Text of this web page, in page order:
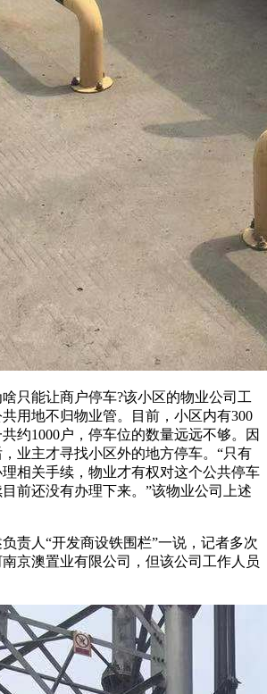
能让商户停车?该小区的物业公司工
用地不归物业管。目前，小区内有300
约1000户，停车位的数量远远不够。因
业主才寻找小区外的地方停车。“只有
相关手续，物业才有权对这个公共停车
前还没有办理下来。”该物业公司上述
人“开发商设铁围栏”一说，记者多次
京澳置业有限公司，但该公司工作人员